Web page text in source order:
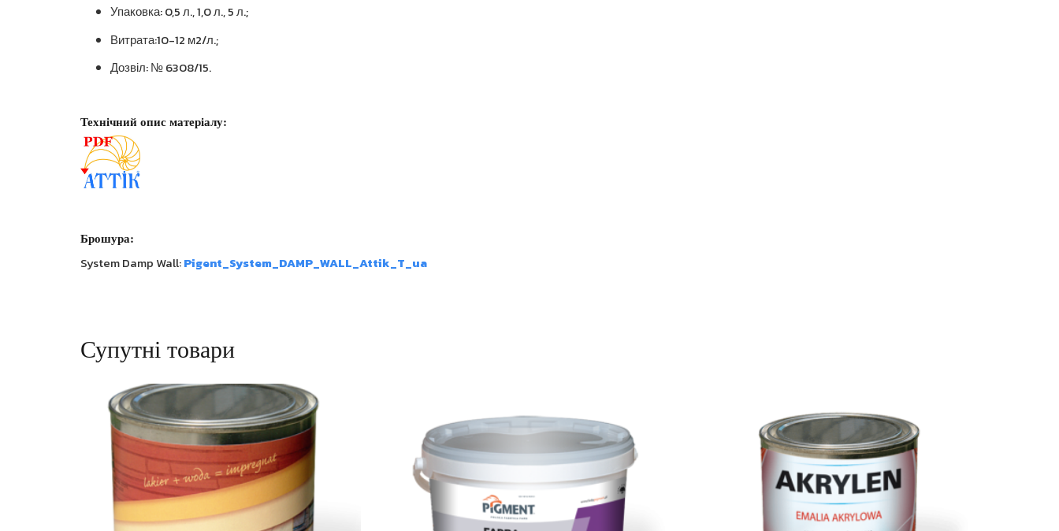
Упаковка: 0,5 л., 1,0 л., 5 л.;
Витрата:10-12 м2/л.;
Дозвіл: № 6308/15.
Технічний опис матеріалу:
Брошура:
System Damp Wall:Pigent_System_DAMP_WALL_Attik_T_ua
Супутні товари